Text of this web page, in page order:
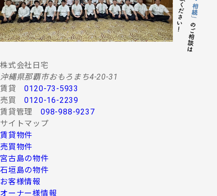
等に関する契約その他取り決め事項の履行に必要
な範囲における利用並びに情報・サービスの提
供。
(３) 当社グループ会社における広告・宣伝、その他当
社グループ会社より発送されるダイレクトメール
又は、Ｅ-mail、Ｗｅｂサイト等を利用した情報サ
ービスの提供。
(４) 当社グループ会社が行う顧客動向調査、市場調
査、商品開発等の分析データ並びに広告反響等の
各種調査。
(５) 前各項に定める利用目的の達成に必要な範囲にお
ける個人情報の第三者提供。
４.お客様の個人情報の第三者への提供
第三者への提供にあたっては、機密保持のために必要な
措置を講じます。なお、上記利用目的の達成に必要な範
囲内において業務委託先に情報を提供する場合など、法
令に反しない範囲で停止請求をお受けできないことがあ
ります。 お客様の個人情報は、上記利用目的のために以
下の者に対して書面または口頭もしくはその他媒体によ
株式会社日宅
沖縄県那覇市おもろまち4-20-31
賃貸0120-73-5933
売買0120-16-2239
賃貸管理 098-988-9237
サイトマップ
賃貸物件
売買物件
宮古島の物件
石垣島の物件
お客様情報
オーナー様情報